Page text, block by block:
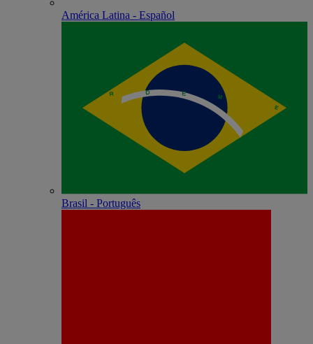
América Latina - Español
Brasil - Português